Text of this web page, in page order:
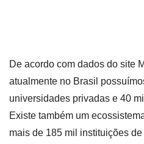
De acordo com dados do site
atualmente no Brasil
universidades privadas e 40
Existe também um
mais de 185 mil instituições